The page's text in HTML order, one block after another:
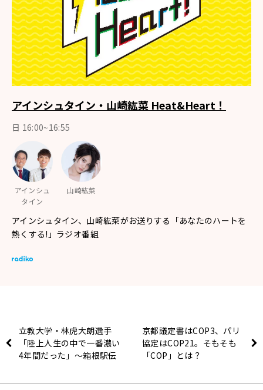
アインシュタイン・山崎紘菜 Heat&Heart！
日 16:00~16:55
アインシュ
タイン
山崎紘菜
アインシュタイン、山崎紘菜がお送りする「あなたのハートを
熱くする!」ラジオ番組
立教大学・林虎大朗選手
「陸上人生の中で一番濃い
4年間だった」～箱根駅伝
京都議定書はCOP3、パリ
協定はCOP21。そもそも
「COP」とは？